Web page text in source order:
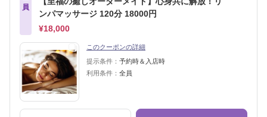
員
ンパマッサージ 120分 18000円
¥18,000
このクーポンの詳細
提示条件： 予約時＆入店時
利用条件： 全員